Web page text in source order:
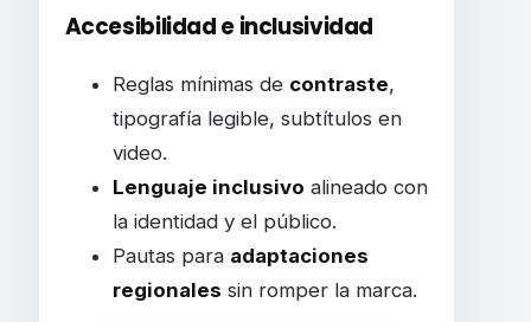
Accesibilidad e inclusividad
Reglas mínimas de contraste,
tipografía legible, subtítulos en
video.
Lenguaje inclusivo alineado con
la identidad y el público.
Pautas para adaptaciones
regionales sin romper la marca.